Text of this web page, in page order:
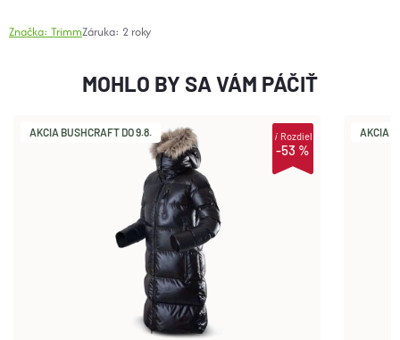
Značka: TrimmZáruka: 2 roky
MOHLO BY SA VÁM PÁČIŤ
AKCIA BUSHCRAFT DO 9.8.
-53 %
iRozdiel AKCIA